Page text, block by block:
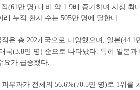
(61만 명) 대비 약 1.9배 증가하며 사상 최
래 누적 환자 수는 505만 명에 달한다.
은 총 202개국으로 다양했으며, 일본
국(3.8만 명) 순으로 나타났다. 특히 일본
요가 급증했다.
부과가 전체의 56.6%(70.5만 명)로 1위를